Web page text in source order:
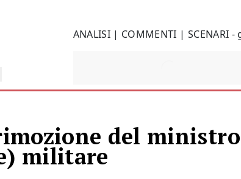
ANALISI | COMMENTI | SCENARI
del ministro
militare